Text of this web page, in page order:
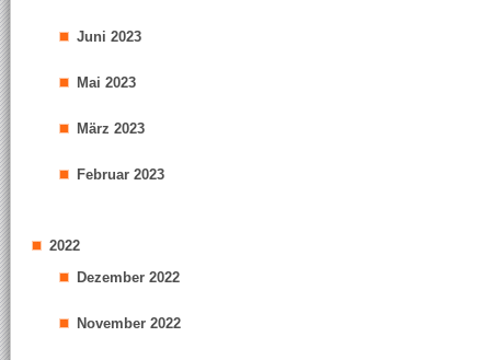
Juni 2023
Mai 2023
März 2023
Februar 2023
2022
Dezember 2022
November 2022